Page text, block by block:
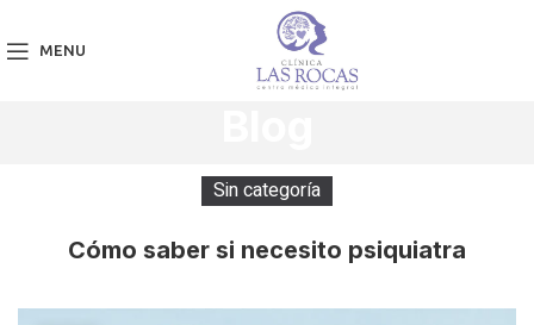
MENU
Sin categoría
Cómo saber si necesito psiquiatra